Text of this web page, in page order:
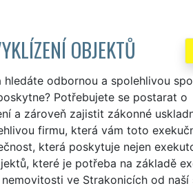
OBJEKTŮ
odbornou a spolehlivou
Potřebujete se postarat o
a zároveň zajistit zákonné
firmu, která vám toto
která poskytuje nejen
které je potřeba na základě
ve Strakonicích od naší